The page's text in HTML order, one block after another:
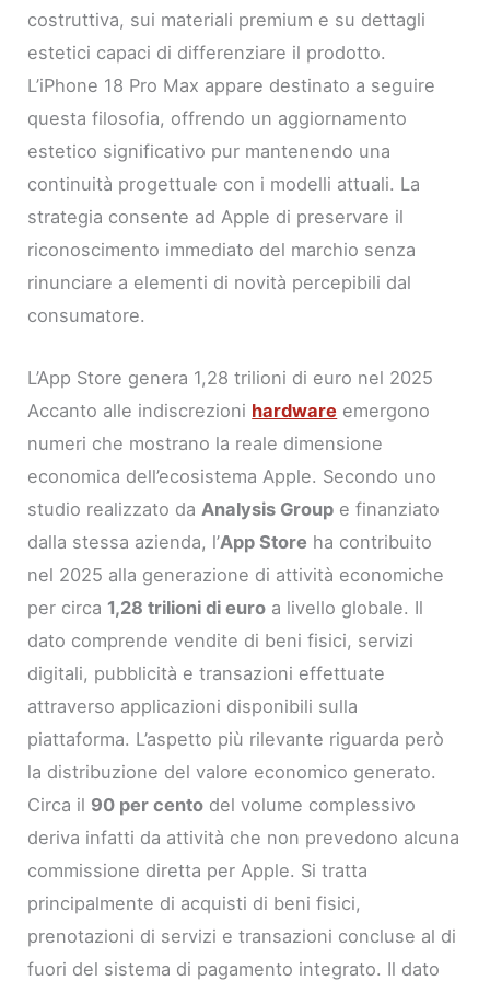
costruttiva, sui materiali premium e su dettagli
estetici capaci di differenziare il prodotto.
L’iPhone 18 Pro Max appare destinato a seguire
questa filosofia, offrendo un aggiornamento
estetico significativo pur mantenendo una
continuità progettuale con i modelli attuali. La
strategia consente ad Apple di preservare il
riconoscimento immediato del marchio senza
rinunciare a elementi di novità percepibili dal
consumatore.
L’App Store genera 1,28 trilioni di euro nel 2025
Accanto alle indiscrezioni hardware emergono
numeri che mostrano la reale dimensione
economica dell’ecosistema Apple. Secondo uno
studio realizzato da Analysis Group e finanziato
dalla stessa azienda, l’App Store ha contribuito
nel 2025 alla generazione di attività economiche
per circa 1,28 trilioni di euro a livello globale. Il
dato comprende vendite di beni fisici, servizi
digitali, pubblicità e transazioni effettuate
attraverso applicazioni disponibili sulla
piattaforma. L’aspetto più rilevante riguarda però
la distribuzione del valore economico generato.
Circa il 90 per cento del volume complessivo
deriva infatti da attività che non prevedono alcuna
commissione diretta per Apple. Si tratta
principalmente di acquisti di beni fisici,
prenotazioni di servizi e transazioni concluse al di
fuori del sistema di pagamento integrato. Il dato